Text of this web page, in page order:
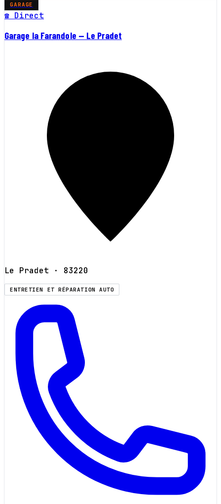
GARAGE
☎ Direct
Garage la Farandole — Le Pradet
Le Pradet · 83220
ENTRETIEN ET RÉPARATION AUTO